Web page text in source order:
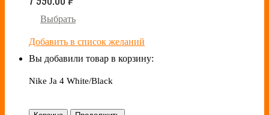
Выбрать
Добавить в список желаний
Вы добавили товар в корзину:
Nike Ja 4 White/Black